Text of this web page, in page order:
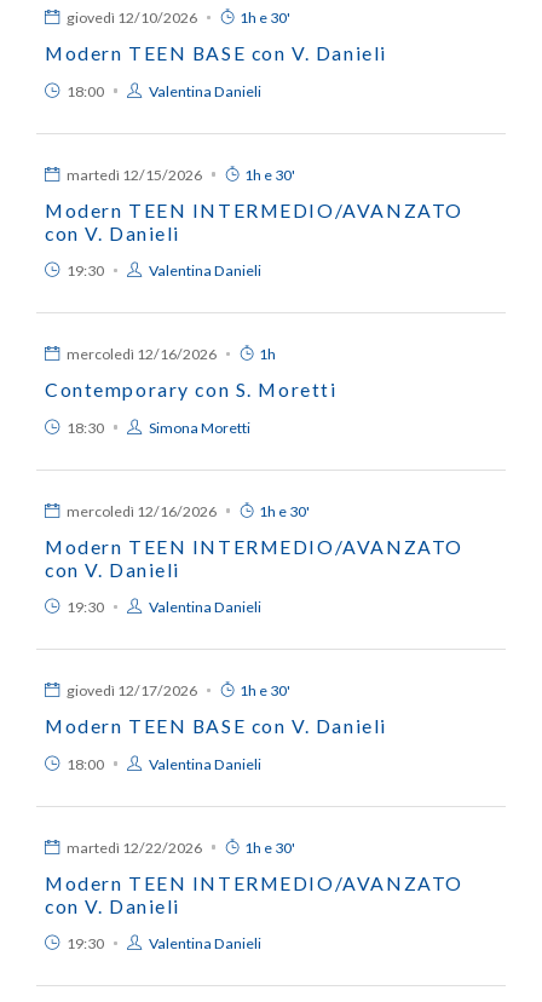
giovedì 12/10/2026 1h e 30'
Modern TEEN BASE con V. Danieli
18:00 Valentina Danieli
martedì 12/15/2026 1h e 30'
Modern TEEN INTERMEDIO/AVANZATO
con V. Danieli
19:30 Valentina Danieli
mercoledì 12/16/2026 1h
Contemporary con S. Moretti
18:30 Simona Moretti
mercoledì 12/16/2026 1h e 30'
Modern TEEN INTERMEDIO/AVANZATO
con V. Danieli
19:30 Valentina Danieli
giovedì 12/17/2026 1h e 30'
Modern TEEN BASE con V. Danieli
18:00 Valentina Danieli
martedì 12/22/2026 1h e 30'
Modern TEEN INTERMEDIO/AVANZATO
con V. Danieli
19:30 Valentina Danieli